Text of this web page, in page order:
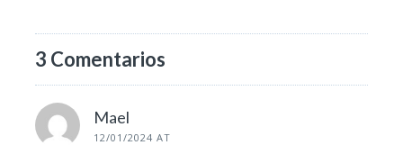
3 Comentarios
Mael
12/01/2024 AT